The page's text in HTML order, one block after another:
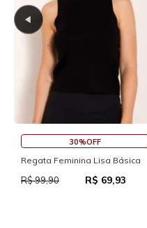
30%OFF
Regata Feminina Lisa Básica
R$ 99,90 R$ 69,93